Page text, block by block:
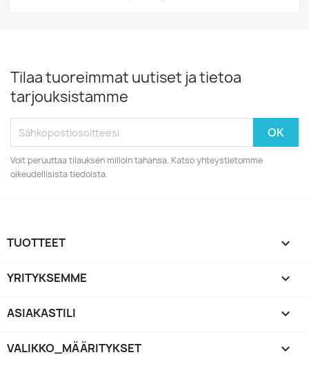
Tilaa tuoreimmat uutiset ja tietoa
tarjouksistamme
Voit peruuttaa tilauksen milloin tahansa. Katso yhteystietomme
oikeudellisista tiedoista.
TUOTTEET 
YRITYKSEMME 
ASIAKASTILI 
VALIKKO_MÄÄRITYKSET keyboard_arrow_down